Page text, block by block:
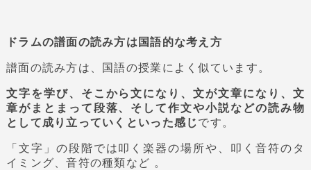
ドラムの譜面の読み方は国語的な考え方
譜面の読み方は、国語の授業によく似ています。
文字を学び、そこから文になり、文が文章になり、文
章がまとまって段落、そして作文や小説などの読み物
として成り立っていくといった感じです。
「文字」の段階では叩く楽器の場所や、叩く音符のタ
イミング、音符の種類など 。